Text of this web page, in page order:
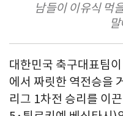
남들이 이유식 먹
대한민국 축구대표팀
에서 짜릿한 역전승을
리그 1차전 승리를 이